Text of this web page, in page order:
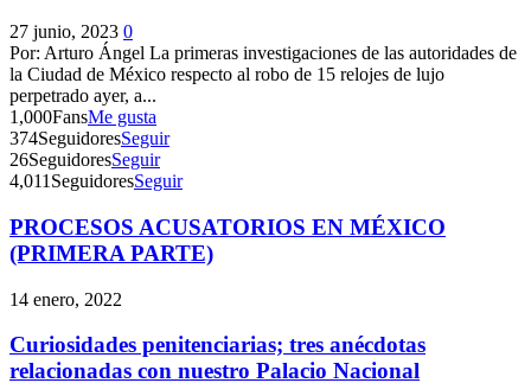
27 junio, 2023 0
Por: Arturo Ángel La primeras investigaciones de las autoridades de
la Ciudad de México respecto al robo de 15 relojes de lujo
perpetrado ayer, a...
1,000FansMe gusta
374SeguidoresSeguir
26SeguidoresSeguir
4,011 SeguidoresSeguir
PROCESOS ACUSATORIOS EN MÉXICO
(PRIMERA PARTE)
14 enero, 2022
Curiosidades penitenciarias; tres anécdotas
relacionadas con nuestro Palacio Nacional